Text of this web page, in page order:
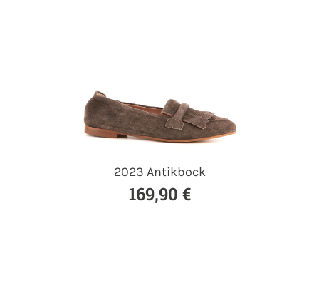
2023 Antikbock
169,90 €